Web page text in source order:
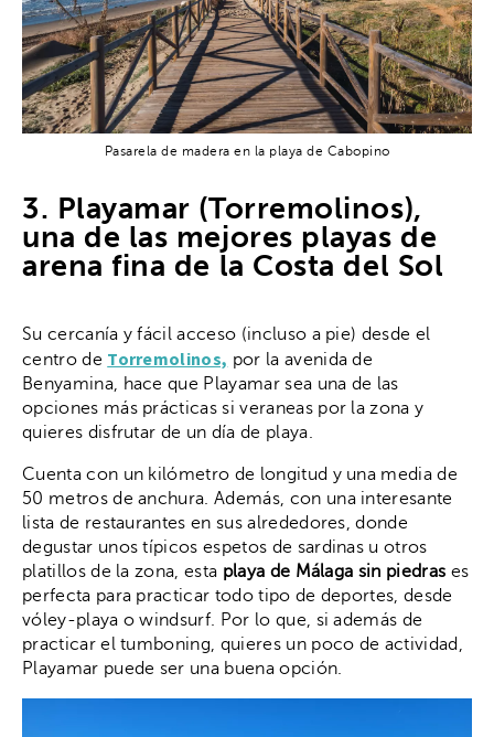
Pasarela de madera en la playa de Cabopino
3. Playamar (Torremolinos),
una de las mejores playas de
arena fina de la Costa del Sol
Su cercanía y fácil acceso (incluso a pie) desde el
centro de Torremolinos, por la avenida de
Benyamina, hace que Playamar sea una de las
opciones más prácticas si veraneas por la zona y
quieres disfrutar de un día de playa.
Cuenta con un kilómetro de longitud y una media de
50 metros de anchura. Además, con una interesante
lista de restaurantes en sus alrededores, donde
degustar unos típicos espetos de sardinas u otros
platillos de la zona, esta playa de Málaga sin piedras es
perfecta para practicar todo tipo de deportes, desde
vóley-playa o windsurf. Por lo que, si además de
practicar el tumboning, quieres un poco de actividad,
Playamar puede ser una buena opción.